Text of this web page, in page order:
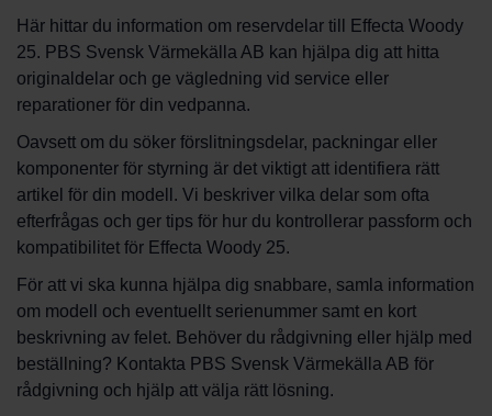
Här hittar du information om reservdelar till Effecta Woody
25. PBS Svensk Värmekälla AB kan hjälpa dig att hitta
originaldelar och ge vägledning vid service eller
reparationer för din vedpanna.
Oavsett om du söker förslitningsdelar, packningar eller
komponenter för styrning är det viktigt att identifiera rätt
artikel för din modell. Vi beskriver vilka delar som ofta
efterfrågas och ger tips för hur du kontrollerar passform och
kompatibilitet för Effecta Woody 25.
För att vi ska kunna hjälpa dig snabbare, samla information
om modell och eventuellt serienummer samt en kort
beskrivning av felet. Behöver du rådgivning eller hjälp med
beställning? Kontakta PBS Svensk Värmekälla AB för
rådgivning och hjälp att välja rätt lösning.